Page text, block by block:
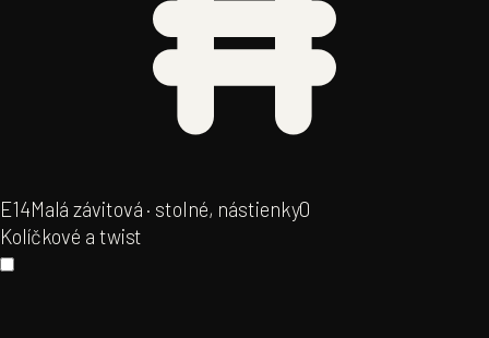
E14Malá závitová · stolné, nástienky0
Kolíčkové a twist